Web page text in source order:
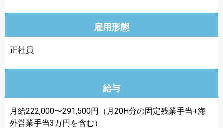
雇用形態
正社員
給与
月給222,000〜291,500円（月20H分の固定残業手当+海
外営業手当3万円を含む）